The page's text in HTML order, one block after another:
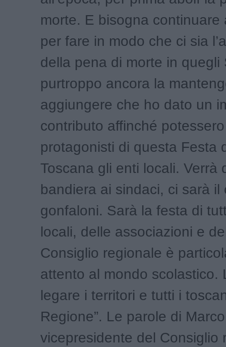
morte. E bisogna continuare
per fare in modo che ci sia
della pena di morte in quegli
purtroppo ancora la
aggiungere che ho dato un
contributo affinché
protagonisti di questa Festa
Toscana gli enti locali. Verrà
bandiera ai sindaci, ci sarà il
gonfaloni. Sarà la festa di
locali, delle associazioni e
Consiglio regionale è
attento al mondo scolastico.
legare i territori e tutti i
Regione”. Le parole di
vicepresidente del Consiglio